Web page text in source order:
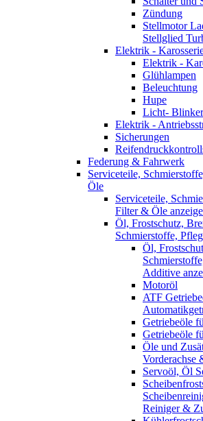
Zündung
Stellmotor
Stellglied
Elektrik -
Elektrik -
Glühlampen
Beleuchtung
Hupe
Licht-
Elektrik -
Sicherungen
Federung & Fahrwerk
Serviceteile,
Öle
Serviceteile,
Filter & Öle
Öl, Frostschutz,
Schmierstoffe,
Öl,
Additive
Motoröl
ATF
Getriebeöle
Getriebeöle
Öle und
Vorderachse
Servoöl, Öl
Reiniger &